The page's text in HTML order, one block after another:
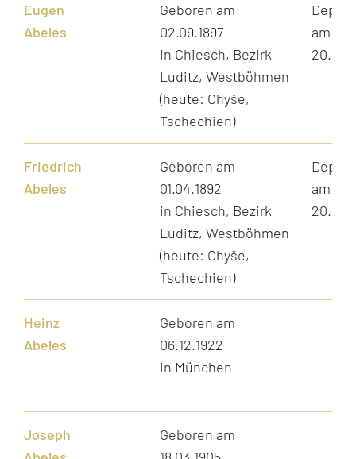
Eugen
Abeles
Geboren am
02.09.1897
in Chiesch, Bezirk
Luditz, Westböhmen
(heute: Chyše,
Tschechien)
am
Friedrich
Abeles
Geboren am
01.04.1892
in Chiesch, Bezirk
Luditz, Westböhmen
(heute: Chyše,
Tschechien)
am
Heinz
Abeles
Geboren am
06.12.1922
in München
Joseph
Geboren am